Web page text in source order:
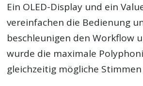
Ein OLED-Display und ein
vereinfachen die Bedienung
beschleunigen den Workflow
wurde die maximale
gleichzeitig mögliche